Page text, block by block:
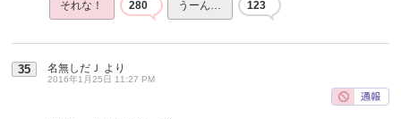
それな！ 280 うーん… 123
35 名無しだＪ より
2016年1月25日 11:27 PM